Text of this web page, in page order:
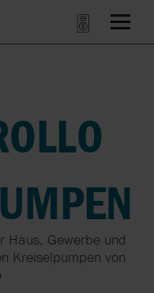
Haus, Gewerbe und
Kreiselpumpen von